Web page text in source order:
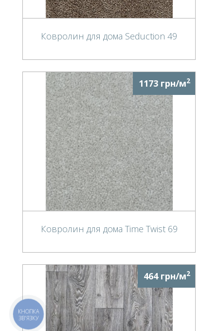
Ковролин для дома Seduction 49
1173 грн/м2
Ковролин для дома Time Twist 69
464 грн/м2
КНОПКА
ЗВ'ЯЗКУ